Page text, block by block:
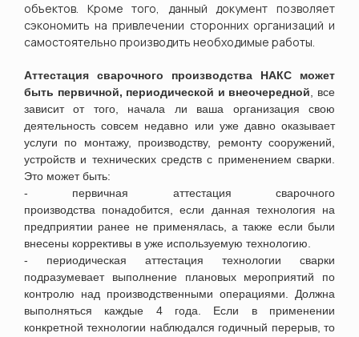
объектов. Кроме того, данный документ позволяет
сэкономить на привлечении сторонних организаций и
самостоятельно производить необходимые работы.
Аттестация сварочного производства НАКС может
быть первичной, периодической и внеочередной , все
зависит от того, начала ли ваша организация свою
деятельность совсем недавно или уже давно оказывает
услуги по монтажу, производству, ремонту сооружений,
устройств и технических средств с применением сварки.
Это может быть:
- первичная аттестация сварочного
производства понадобится , если данная технология на
предприятии ранее не применялась, а также если были
внесены коррективы в уже используемую технологию
- периодическая аттестация технологии сварки
подразумевает выполнение плановых мероприятий по
контролю над производственными операциями. Должна
выполняться каждые 4 года. Если в применении
конкретной технологии наблюдался годичный перерыв, то